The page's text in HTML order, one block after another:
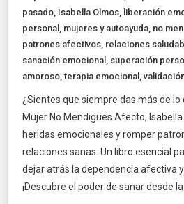
pasado, Isabella Olmos, liberación
personal , mujeres y autoayuda, no
patrones afectivos, relaciones
sanación emocional , superación
amoroso,terapia emocional ,
¿Sientes que siempre das más de lo
Mujer No Mendigues Afecto,
heridas emocionales y romper
relaciones sanas. Un libro esencial
dejar atrás la dependencia afectiva
¡Descubre el poder de sanar desde